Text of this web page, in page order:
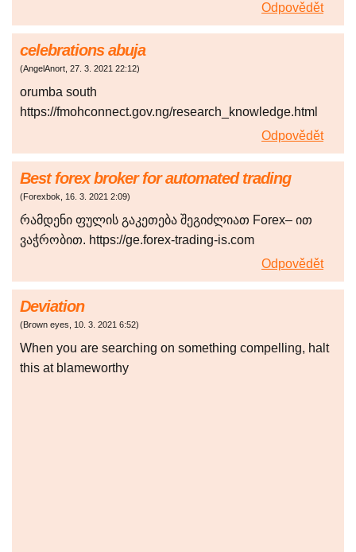
Odpovědět
celebrations abuja
(AngelAnort, 27. 3. 2021 22:12)
orumba south
https://fmohconnect.gov.ng/research_knowledge.html
Odpovědět
Best forex broker for automated trading
(Forexbok, 16. 3. 2021 2:09)
რამდენი ფულის გაკეთება შეგიძლიათ Forex– ით
ვაჭრობით. https://ge.forex-trading-is.com
Odpovědět
Deviation
(Brown eyes, 10. 3. 2021 6:52)
When you are searching on something compelling, halt
this at blameworthy